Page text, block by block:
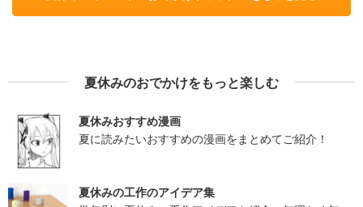
夏休みのおでかけをもっと楽しむ
夏休みおすすめ漫画
夏に読みたいおすすめの漫画をまとめてご紹介！
夏休みの工作のアイデア集